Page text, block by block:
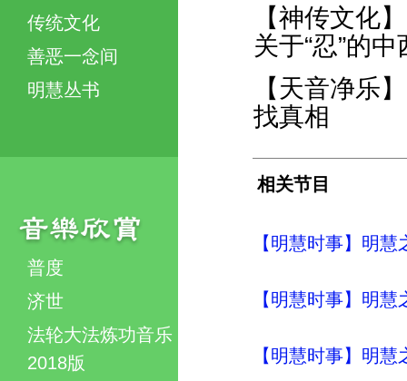
传统文化
善恶一念间
明慧丛书
普度
济世
法轮大法炼功音乐
2018版
【神传文化】
关于“忍”的
【天音净乐】
找真相
相关节目
【明慧时事】明
【明慧时事】明
【明慧时事】明